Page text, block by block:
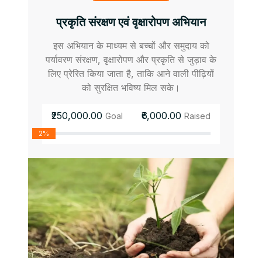
प्रकृति संरक्षण एवं वृक्षारोपण अभियान
इस अभियान के माध्यम से बच्चों और समुदाय को
पर्यावरण संरक्षण, वृक्षारोपण और प्रकृति से जुड़ाव के
लिए प्रेरित किया जाता है, ताकि आने वाली पीढ़ियों
को सुरक्षित भविष्य मिल सके।
₹250,000.00 Goal ₹6,000.00 Raised
2%